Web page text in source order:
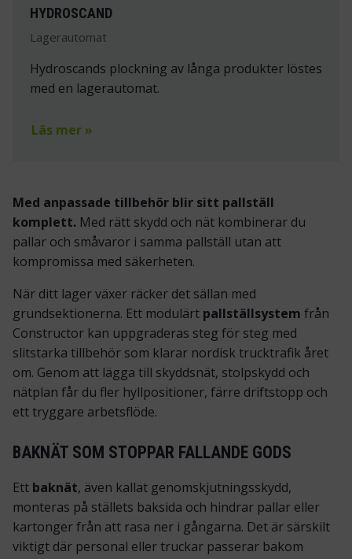
HYDROSCAND
Lagerautomat
Hydroscands plockning av långa produkter löstes
med en lagerautomat.
Läs mer »
Med anpassade tillbehör blir sitt pallställ
komplett. Med rätt skydd och nät kombinerar du
pallar och småvaror i samma pallställ utan att
kompromissa med säkerheten.
När ditt lager växer räcker det sällan med
grundsektionerna. Ett modulärt pallställsystem från
Constructor kan uppgraderas steg för steg med
slitstarka tillbehör som klarar nordisk trucktrafik året
om. Genom att lägga till skyddsnät, stolpskydd och
nätplan får du fler hyllpositioner, färre driftstopp och
ett tryggare arbetsflöde.
BAKNÄT SOM STOPPAR FALLANDE GODS
Ett baknät, även kallat genomskjutningsskydd,
monteras på ställets baksida och hindrar pallar eller
kartonger från att rasa ner i gångarna. Det är särskilt
viktigt där personal eller truckar passerar bakom